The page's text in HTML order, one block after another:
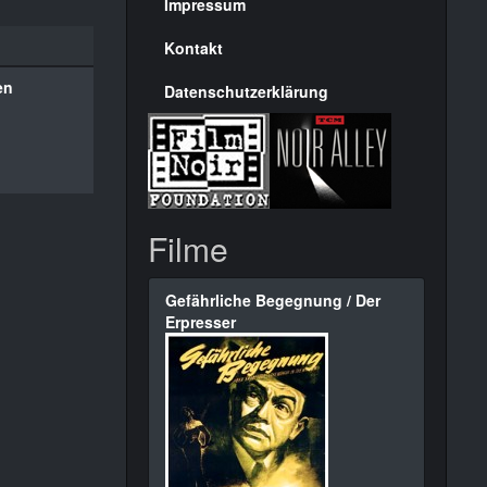
Impressum
Kontakt
Datenschutzerklärung
Filme
Gefährliche Begegnung / Der
Erpresser